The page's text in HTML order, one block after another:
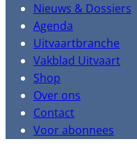
Nieuws & Dossiers
Agenda
Uitvaartbranche
Vakblad Uitvaart
Shop
Over ons
Contact
Voor abonnees